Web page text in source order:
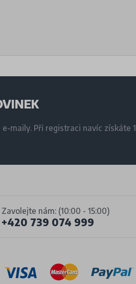
maily. Při registraci navíc získáte
Zavolejte nám: (10:00 - 15:00)
+420 739 074 999